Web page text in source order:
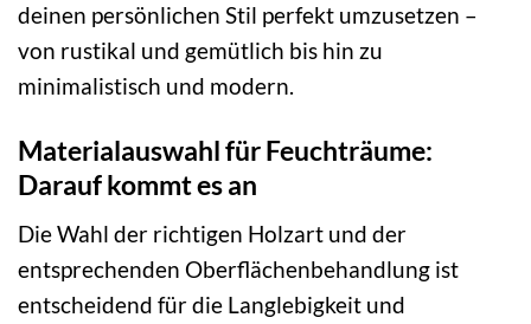
deinen persönlichen Stil perfekt umzusetzen –
von rustikal und gemütlich bis hin zu
minimalistisch und modern.
Materialauswahl für Feuchträume:
Darauf kommt es an
Die Wahl der richtigen Holzart und der
entsprechenden Oberflächenbehandlung ist
entscheidend für die Langlebigkeit und